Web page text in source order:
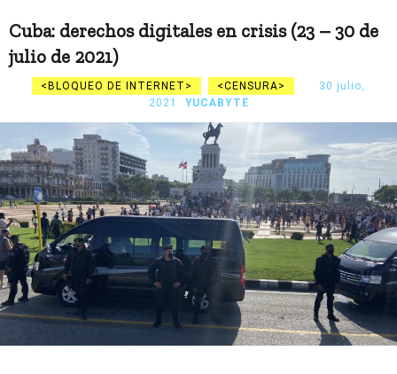
Cuba: derechos digitales en crisis (23 – 30 de
julio de 2021)
BLOQUEO DE INTERNET CENSURA
30 julio,
2021
YUCABYTE